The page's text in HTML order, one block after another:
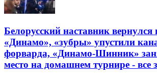
Белорусский наставник вернулся
«Динамо», «зубры» упустили
форварда, «Динамо-Шинник»
место на домашнем турнире - все